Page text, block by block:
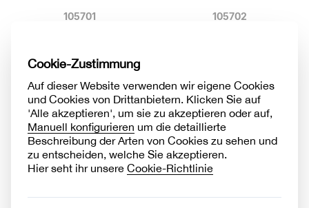
105701
Mehr erfahren
105702
Mehr erfahren
Zurück zu